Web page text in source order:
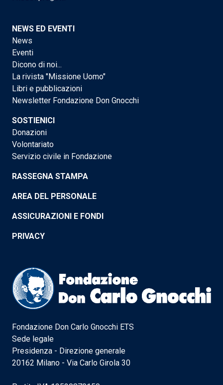
NEWS ED EVENTI
News
Eventi
Dicono di noi...
La rivista "Missione Uomo"
Libri e pubblicazioni
Newsletter Fondazione Don Gnocchi
SOSTIENICI
Donazioni
Volontariato
Servizio civile in Fondazione
RASSEGNA STAMPA
AREA DEL PERSONALE
ASSICURAZIONI E FONDI
PRIVACY
Fondazione Don Carlo Gnocchi ETS
Sede legale
Presidenza - Direzione generale
20162 Milano - Via Carlo Girola 30